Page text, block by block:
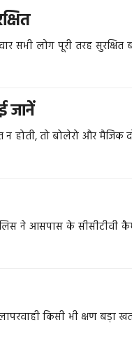
सभी लोग पूरी तरह सुरक्षित
जानें
होती, तो बोलेरो और मैजिक
ने आसपास के सीसीटीवी
किसी भी क्षण बड़ा